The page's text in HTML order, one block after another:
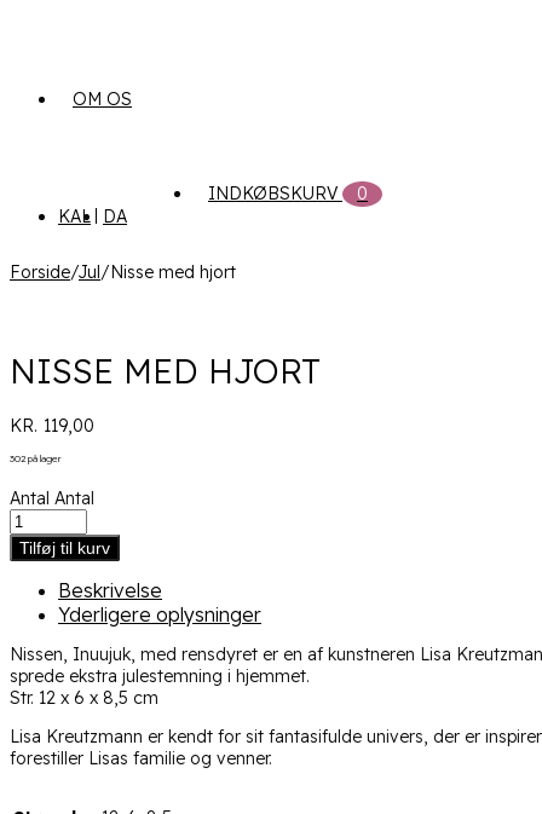
OM OS
KAL DA
INDKØBSKURV 0
Forside/Jul/Nisse med hjort
NISSE MED HJORT
KR. 119,00
302 på lager
Antal Antal
Tilføj til kurv
Beskrivelse
Yderligere oplysninger
Nissen, Inuujuk, med rensdyret er en af kunstneren Lisa
sprede ekstra julestemning i hjemmet.
Str. 12 x 6 x 8,5 cm
Lisa Kreutzmann er kendt for sit fantasifulde univers, der er
forestiller Lisas familie og venner.